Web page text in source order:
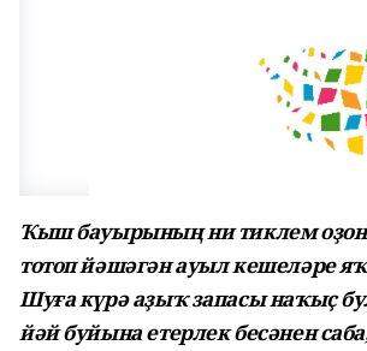
Ҡыш бауырының ни тиклем
тотоп йәшәгән ауыл кешеләре
Шуға күрә аҙыҡ запасы наҡыҫ
йәй буйына етерлек бесәнен